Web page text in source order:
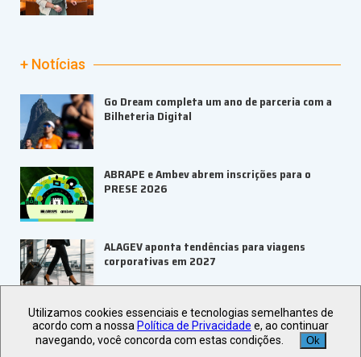
+ Notícias
Go Dream completa um ano de parceria com a
Bilheteria Digital
ABRAPE e Ambev abrem inscrições para o
PRESE 2026
ALAGEV aponta tendências para viagens
corporativas em 2027
UBRAFE e SP Negócios fortalecem
ecossistema de eventos B2B
Utilizamos cookies essenciais e tecnologias semelhantes de
acordo com a nossa Política de Privacidade e, ao continuar
navegando, você concorda com estas condições.
Ok